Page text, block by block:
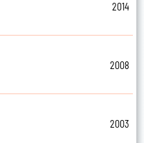
2014
2008
2003